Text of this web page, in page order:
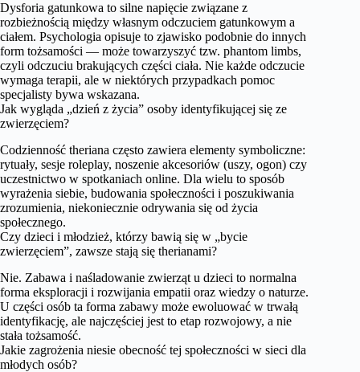
Dysforia gatunkowa to silne napięcie związane z
rozbieżnością między własnym odczuciem gatunkowym a
ciałem. Psychologia opisuje to zjawisko podobnie do innych
form tożsamości — może towarzyszyć tzw. phantom limbs,
czyli odczuciu brakujących części ciała. Nie każde odczucie
wymaga terapii, ale w niektórych przypadkach pomoc
specjalisty bywa wskazana.
Jak wygląda „dzień z życia” osoby identyfikującej się ze
zwierzęciem?
Codzienność theriana często zawiera elementy symboliczne:
rytuały, sesje roleplay, noszenie akcesoriów (uszy, ogon) czy
uczestnictwo w spotkaniach online. Dla wielu to sposób
wyrażenia siebie, budowania społeczności i poszukiwania
zrozumienia, niekoniecznie odrywania się od życia
społecznego.
Czy dzieci i młodzież, którzy bawią się w „bycie
zwierzęciem”, zawsze stają się therianami?
Nie. Zabawa i naśladowanie zwierząt u dzieci to normalna
forma eksploracji i rozwijania empatii oraz wiedzy o naturze.
U części osób ta forma zabawy może ewoluować w trwałą
identyfikację, ale najczęściej jest to etap rozwojowy, a nie
stała tożsamość.
Jakie zagrożenia niesie obecność tej społeczności w sieci dla
młodych osób?